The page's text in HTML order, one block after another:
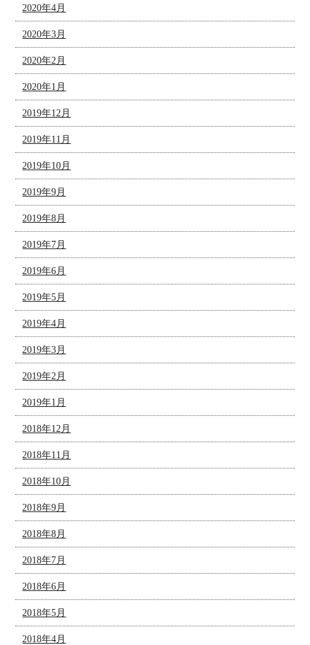
2020年4月
2020年3月
2020年2月
2020年1月
2019年12月
2019年11月
2019年10月
2019年9月
2019年8月
2019年7月
2019年6月
2019年5月
2019年4月
2019年3月
2019年2月
2019年1月
2018年12月
2018年11月
2018年10月
2018年9月
2018年8月
2018年7月
2018年6月
2018年5月
2018年4月